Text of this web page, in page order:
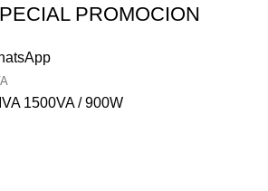
PROMOCION
1500VA / 900W